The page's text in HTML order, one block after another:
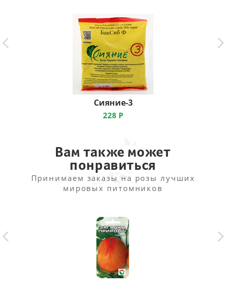
Сияние-3
228 Р
Вам также может
понравиться
Принимаем заказы на розы лучших
мировых питомников